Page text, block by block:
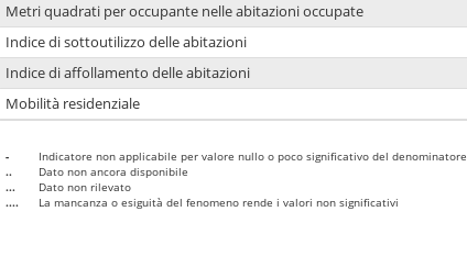
Metri quadrati per occupante nelle abitazioni occupate
Indice di sottoutilizzo delle abitazioni
Indice di affollamento delle abitazioni
Mobilità residenziale
-
Indicatore non applicabile per valore nullo o poco significativo del denominatore
..
Dato non ancora disponibile
...
Dato non rilevato
....
La mancanza o esiguità del fenomeno rende i valori non significativi